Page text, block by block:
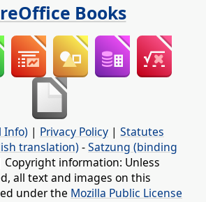
Books
Info) | Privacy Policy | Statutes
translation) -Satzung (binding
Copyright information: Unless
all text and images on this
under the Mozilla Public License